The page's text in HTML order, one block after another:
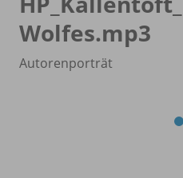
Wolfes.mp3
Autorenporträt